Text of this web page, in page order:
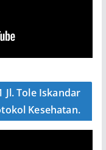
Jl. Tole Iskandar
Kesehatan.